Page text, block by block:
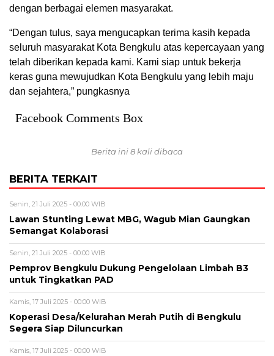
dengan berbagai elemen masyarakat.
“Dengan tulus, saya mengucapkan terima kasih kepada
seluruh masyarakat Kota Bengkulu atas kepercayaan yang
telah diberikan kepada kami. Kami siap untuk bekerja
keras guna mewujudkan Kota Bengkulu yang lebih maju
dan sejahtera,” pungkasnya
Facebook Comments Box
Berita ini 8 kali dibaca
BERITA TERKAIT
Senin, 21 Juli 2025 - 00:00 WIB
Lawan Stunting Lewat MBG, Wagub Mian Gaungkan
Semangat Kolaborasi
Senin, 21 Juli 2025 - 00:00 WIB
Pemprov Bengkulu Dukung Pengelolaan Limbah B3
untuk Tingkatkan PAD
Kamis, 17 Juli 2025 - 00:00 WIB
Koperasi Desa/Kelurahan Merah Putih di Bengkulu
Segera Siap Diluncurkan
Kamis, 17 Juli 2025 - 00:00 WIB